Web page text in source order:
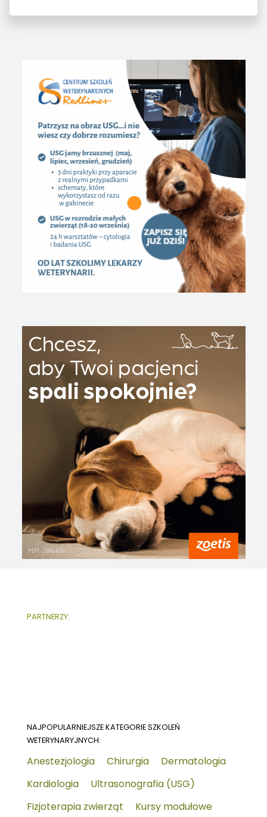
PARTNERZY:
NAJPOPULARNIEJSZE KATEGORIE SZKOLEŃ
WETERYNARYJNYCH:
Anestezjologia Chirurgia
Dermatologia
Kardiologia
Ultrasonografia (USG)
Fizjoterapia zwierząt
Kursy modułowe